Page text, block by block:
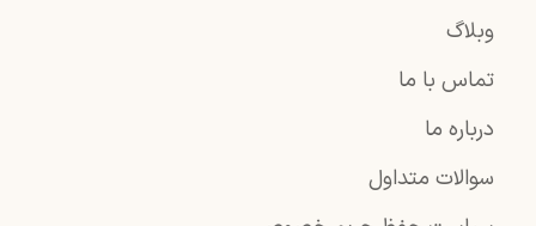
وبلاگ
تماس با ما
درباره ما
سوالات متداول